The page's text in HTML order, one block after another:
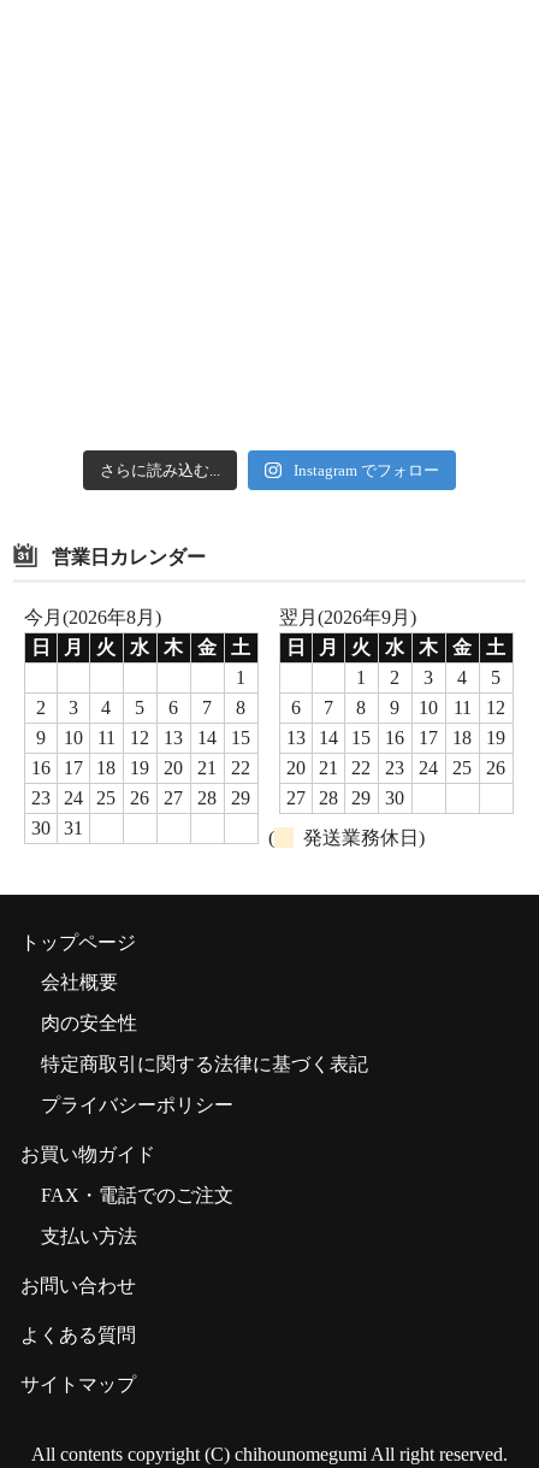
さらに読み込む... Instagram でフォロー
営業日カレンダー
今月(2026年8月)
日
月 火 水 木 金
土
1
2
3 4 5 6 7
8
9
10 11 12 13 14
15
16
17 18 19 20 21
22
23
24 25 26 27 28
29
30
31
翌月(2026年9月)
日
月 火 水 木 金
土
1
2 3 4
5
6
7 8 9 10 11
12
13
14 15 16 17 18
19
20
21 22 23 24 25
26
27
28 29
30
(
発送業務休日)
トップページ
会社概要
肉の安全性
特定商取引に関する法律に基づく表記
プライバシーポリシー
お買い物ガイド
FAX・電話でのご注文
支払い方法
お問い合わせ
よくある質問
サイトマップ
All contents copyright (C) chihounomegumi All right reserved.